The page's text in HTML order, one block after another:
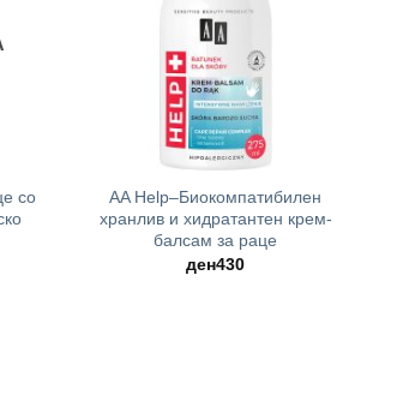
со
AA Help–Биокомпатибилен
хранлив и хидратантен крем-
балсам за раце
ден430